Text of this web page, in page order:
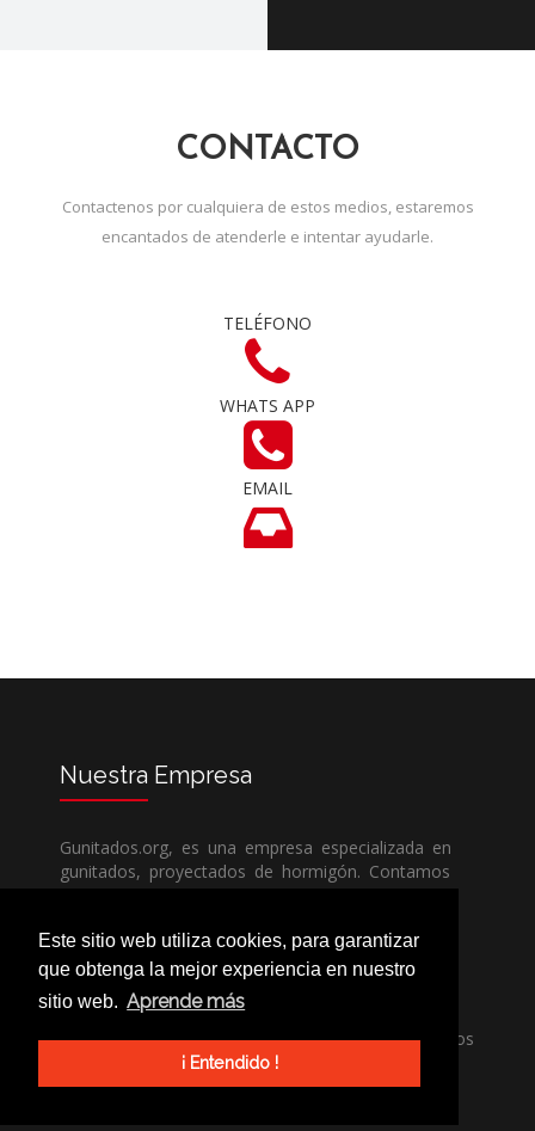
Este sitio web utiliza cookies, para garantizar
que obtenga la mejor experiencia en nuestro
sitio web. Aprende más
¡ Entendido !
CONTACTO
Contactenos por cualquiera de estos medios, estaremos
encantados de atenderle e intentar ayudarle.
TELÉFONO
WHATS APP
EMAIL
Nuestra Empresa
Gunitados.org, es una empresa especializada en
gunitados, proyectados de hormigón. Contamos
con todos los medios humanos y técnicos, para
competencia.
Si necesita una empresa de gunitados, no dude
en llamarnos, nuestros técnicos estran encantados
de poder ayudarle, ya sea usted particular o
profesional.